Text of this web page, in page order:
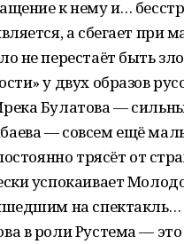
к нему и…
а сбегает при
не перестаёт быть
у двух образов
Булатова —
— совсем ещё
трясёт от
успокаивает
на спектакль…
в роли Рустема —